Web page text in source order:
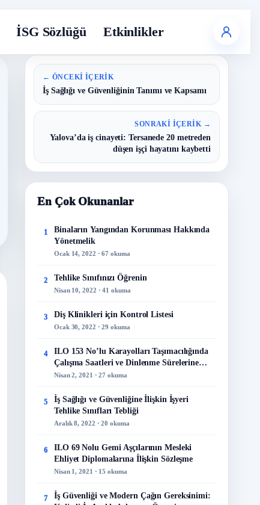
İSG Sözlüğü Etkinlikler
← ÖNCEKI İÇERIK
İş Sağlığı ve Güvenliğinin Tanımı ve Kapsamı
SONRAKI İÇERIK →
Yalova’da iş cinayeti: Tersanede 20 metreden
düşen işçi hayatını kaybetti
En Çok Okunanlar
1
Binaların Yangından Korunması Hakkında
Yönetmelik
Ocak 14, 2022 · 67 okuma
2 Tehlike Sınıfınızı Öğrenin
Nisan 10, 2022 · 41 okuma
3 Diş Klinikleri için Kontrol Listesi
Ocak 30, 2022 · 29 okuma
4
ILO 153 No’lu Karayolları Taşımacılığında
Çalışma Saatleri ve Dinlenme Sürelerine
İlişkin Sözleşme
Nisan 2, 2021 · 27 okuma
5
İş Sağlığı ve Güvenliğine İlişkin İşyeri
Tehlike Sınıfları Tebliği
Aralık 8, 2022 · 20 okuma
6
ILO 69 Nolu Gemi Aşçılarının Mesleki
Ehliyet Diplomalarına İlişkin Sözleşme
Nisan 1, 2021 · 15 okuma
7
İş Güvenliği ve Modern Çağın Gereksinimi: